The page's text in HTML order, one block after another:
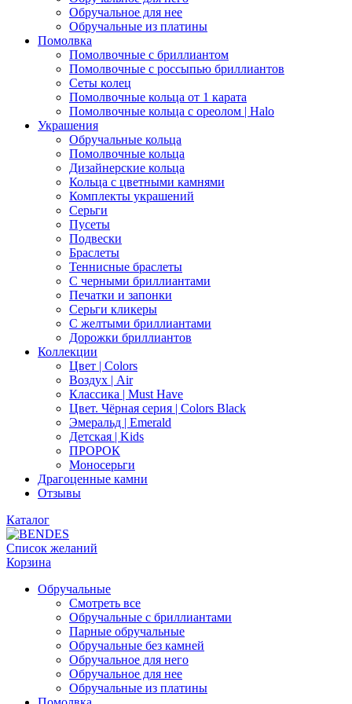
Обручальное для нее
Обручальные из платины
Помолвка
Помолвочные с бриллиантом
Помолвочные с россыпью бриллиантов
Сеты колец
Помолвочные кольца от 1 карата
Помолвочные кольца с ореолом | Halo
Украшения
Обручальные кольца
Помолвочные кольца
Дизайнерские кольца
Кольца с цветными камнями
Комплекты украшений
Серьги
Пусеты
Подвески
Браслеты
Теннисные браслеты
C черными бриллиантами
Печатки и запонки
Серьги кликеры
С желтыми бриллиантами
Дорожки бриллиантов
Коллекции
Цвет | Colors
Воздух | Air
Классика | Must Have
Цвет. Чёрная серия | Colors Black
Эмеральд | Emerald
Детская | Kids
ПРОРОК
Моносерьги
Драгоценные камни
Отзывы
Каталог
Список желаний
Корзина
Обручальные
Смотреть все
Обручальные с бриллиантами
Парные обручальные
Обручальные без камней
Обручальное для него
Обручальное для нее
Обручальные из платины